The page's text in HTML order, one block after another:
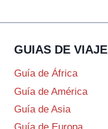
GUIAS DE VIAJE
Guía de África
Guía de América
Guía de Asia